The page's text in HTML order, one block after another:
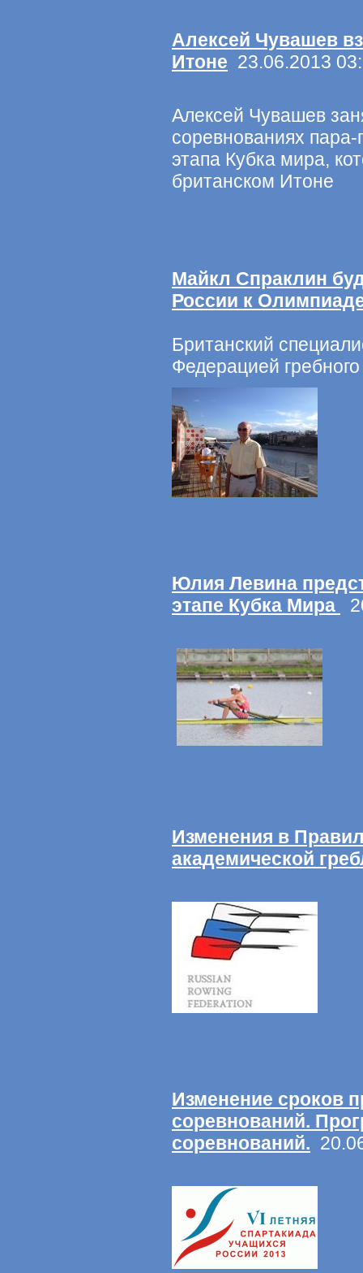
Алексей Чувашев
Итоне 23.06.2013
Алексей Чувашев
соревнованиях пара-
этапа Кубка мира,
британском Итоне
Майкл Спраклин
России к
Британский
Федерацией
Юлия Левина
этапе Кубка Мира
Изменения в
академической
Изменение сроков
соревнований.
соревнований.